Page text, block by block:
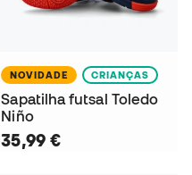
NOVIDADE CRIANÇAS
Sapatilha futsal Toledo
Niño
35,99 €